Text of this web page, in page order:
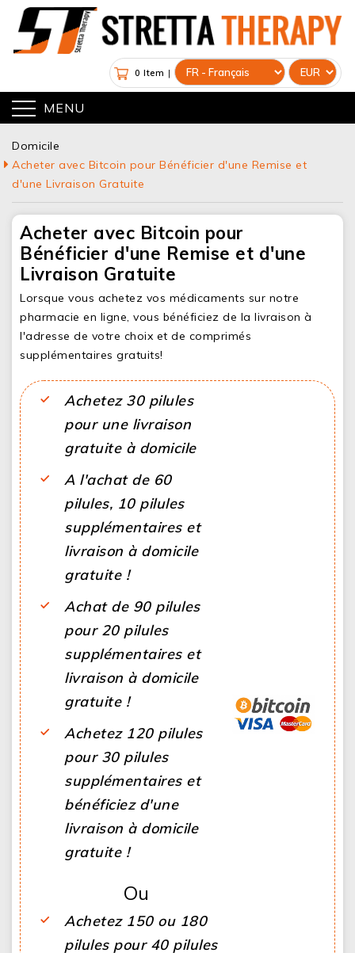
0 Item |
MENU
Domicile
Acheter avec Bitcoin pour Bénéficier d'une Remise et
d'une Livraison Gratuite
Acheter avec Bitcoin pour
Bénéficier d'une Remise et d'une
Livraison Gratuite
Lorsque vous achetez vos médicaments sur notre
pharmacie en ligne, vous bénéficiez de la livraison à
l'adresse de votre choix et de comprimés
supplémentaires gratuits!
Achetez 30 pilules
pour une livraison
gratuite à domicile
A l'achat de 60
pilules, 10 pilules
supplémentaires et
livraison à domicile
gratuite !
Achat de 90 pilules
pour 20 pilules
supplémentaires et
livraison à domicile
gratuite !
Achetez 120 pilules
pour 30 pilules
supplémentaires et
bénéficiez d'une
livraison à domicile
gratuite !
Ou
Achetez 150 ou 180
pilules pour 40 pilules